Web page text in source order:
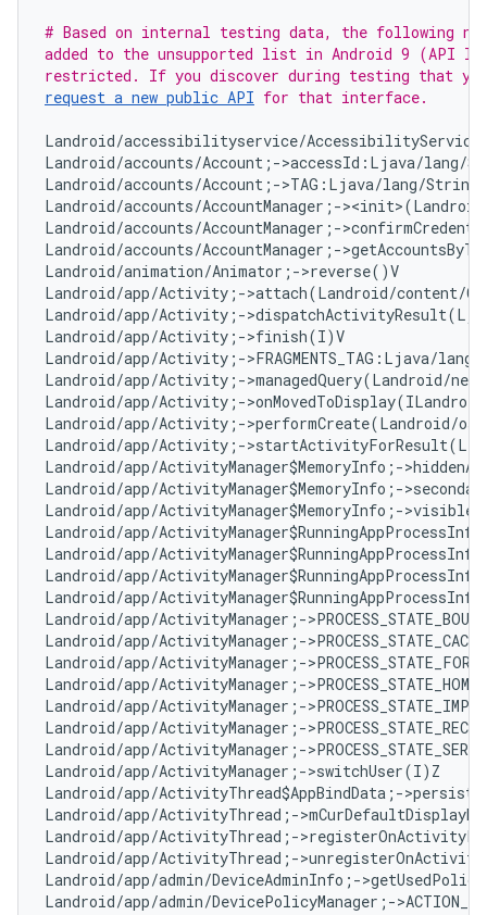
# Based on internal testing data, the following
added to the unsupported list in Android 9 (API
request a new public API for that interface.